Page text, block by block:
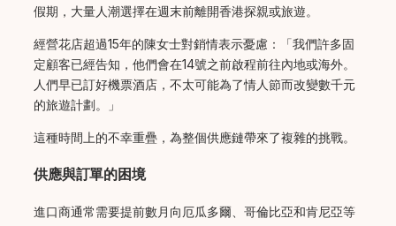
假期，大量人潮選擇在週末前離開香港探親或旅遊。
經營花店超過15年的陳女士對銷情表示憂慮：「我們許多固
定顧客已經告知，他們會在14號之前啟程前往內地或海外。
人們早已訂好機票酒店，不太可能為了情人節而改變數千元
的旅遊計劃。」
這種時間上的不幸重疊，為整個供應鏈帶來了複雜的挑戰。
供應與訂單的困境
進口商通常需要提前數月向厄瓜多爾、哥倫比亞和肯尼亞等